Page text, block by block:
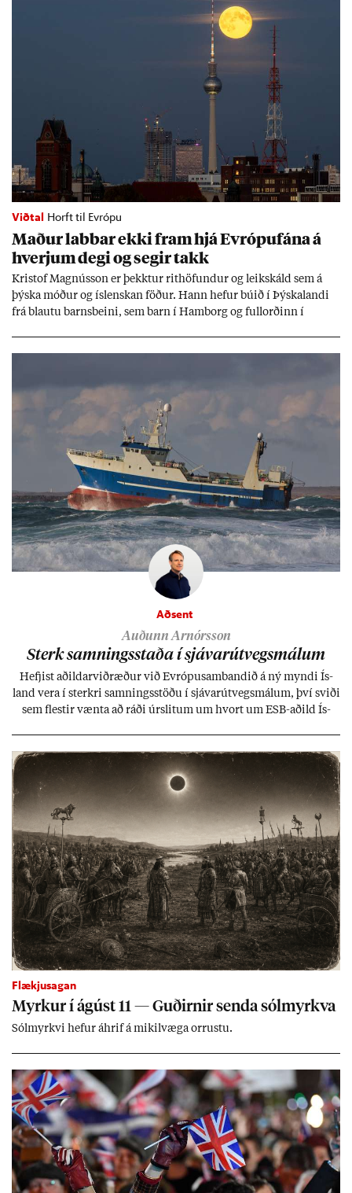
Viðtal Horft til Evrópu
Mað­ur labb­ar ekki fram hjá Evr­ópuf­ána á
hverj­um degi og seg­ir takk
Kri­stof Magnús­son er þekkt­ur rit­höf­und­ur og leik­skáld sem á
þýska móð­ur og ís­lensk­an föð­ur. Hann hef­ur bú­ið í Þýskalandi
frá blautu barns­beini, sem barn í Ham­borg og full­orð­inn í
Aðsent
Auðunn Arnórsson
Sterk samn­ings­staða í sjáv­ar­út­vegs­mál­um
Hefj­ist að­ild­ar­við­ræð­ur við Evr­ópu­sam­band­ið á ný myndi Ís­
land vera í sterkri samn­ings­stöðu í sjáv­ar­út­vegs­mál­um, því sviði
sem flest­ir vænta að ráði úr­slit­um um hvort um ESB-að­ild Ís­
kerfi, en sveigj­an­leiki til lausna er um­tals­verð­ur.
Flækjusagan
Myrk­ur í ág­úst 11 — Guð­irn­ir senda sól­myrkva
Sól­myrkvi hef­ur áhrif á mik­il­væga orr­ustu.